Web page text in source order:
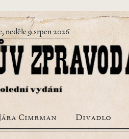
neděle 9.srpen 2026
Cimrman Divadlo